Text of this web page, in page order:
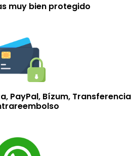
muy bien protegido
PayPal, Bízum, Transferencia